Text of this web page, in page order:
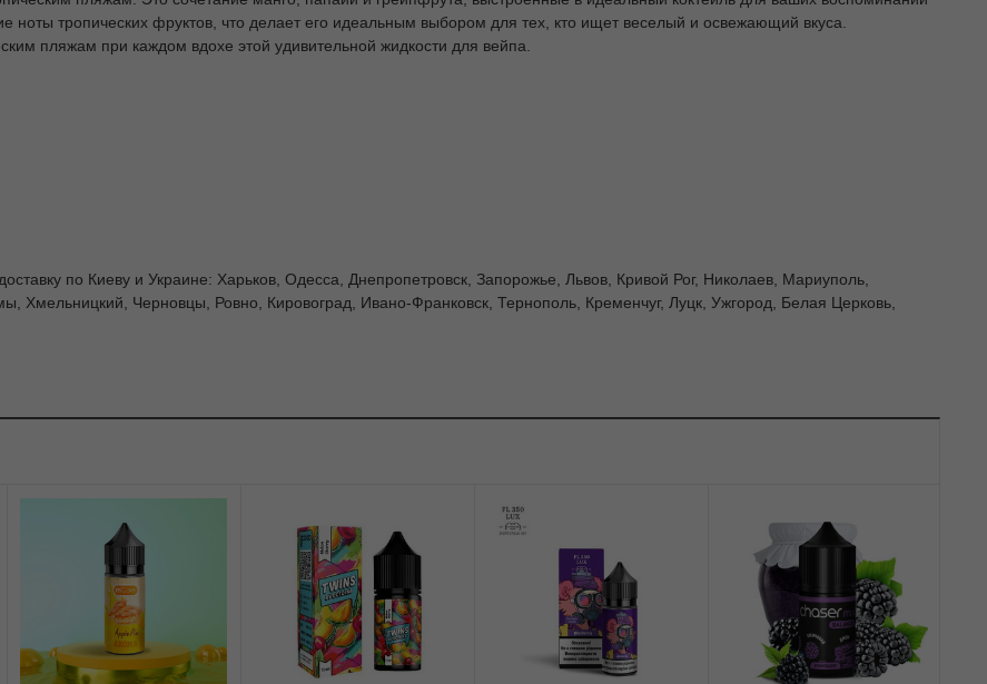
ноты тропических фруктов, что делает его идеальным выбором для тех, кто ищет веселый и освежающий вкуса.
пляжам при каждом вдохе этой удивительной жидкости для вейпа.
по Киеву и Украине: Харьков, Одесса, Днепропетровск, Запорожье, Львов, Кривой Рог, Николаев, Мариуполь,
Хмельницкий, Черновцы, Ровно, Кировоград, Ивано-Франковск, Тернополь, Кременчуг, Луцк, Ужгород, Белая Церковь,